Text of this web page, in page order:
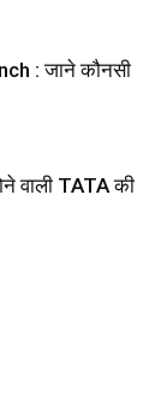
: जाने कौनसी
वाली TATA की